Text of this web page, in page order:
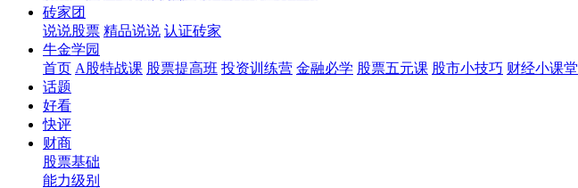
砖家团
说说股票 精品说说 认证砖家
牛金学园
首页 A股特战课 股票提高班 投资训练营 金融必学 股票五元课 股市小技巧 财经小课堂
话题
好看
快评
财商
股票基础
能力级别